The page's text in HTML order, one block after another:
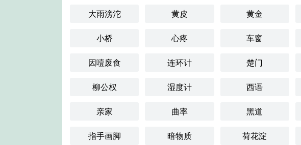
大雨滂沱 黄皮 黄金
小桥 心疼 车窗
因噎废食 连环计 楚门
柳公权 湿度计 西语
亲家 曲率 黑道
指手画脚 暗物质 荷花淀